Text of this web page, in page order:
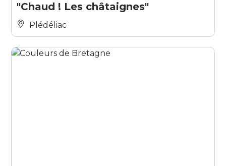
"Chaud ! Les châtaignes"
Plédéliac